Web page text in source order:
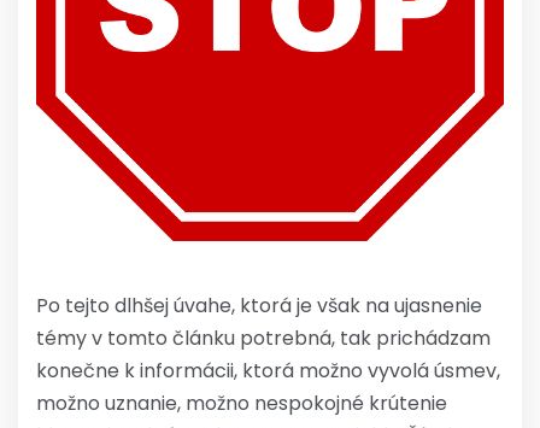
Po tejto dlhšej úvahe, ktorá je však na ujasnenie
témy v tomto článku potrebná, tak prichádzam
konečne k informácii, ktorá možno vyvolá úsmev,
možno uznanie, možno nespokojné krútenie